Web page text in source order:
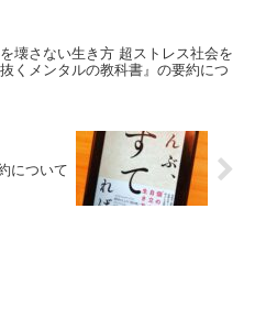
を壊さない生き方 超ストレス社会を
くメンタルの教科書』の要約につ
について